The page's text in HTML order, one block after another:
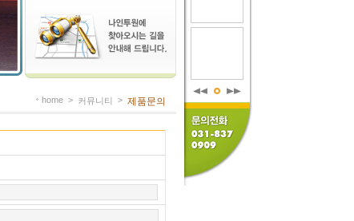
home > 커뮤니티 > 제품문의